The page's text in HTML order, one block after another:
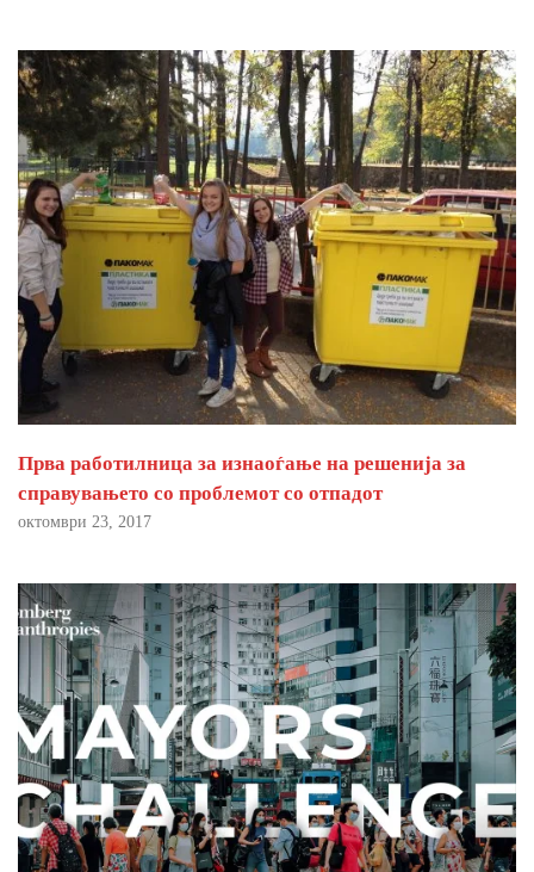
Прва работилница за изнаоѓање на решенија за
справувањето со проблемот со отпадот
октомври 23, 2017